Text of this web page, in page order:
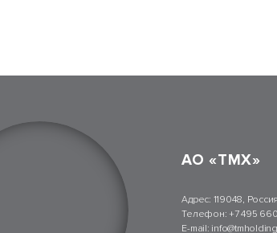
АО «ТМХ»
Адрес: 119048,
Телефон: +7 495
E-mail: